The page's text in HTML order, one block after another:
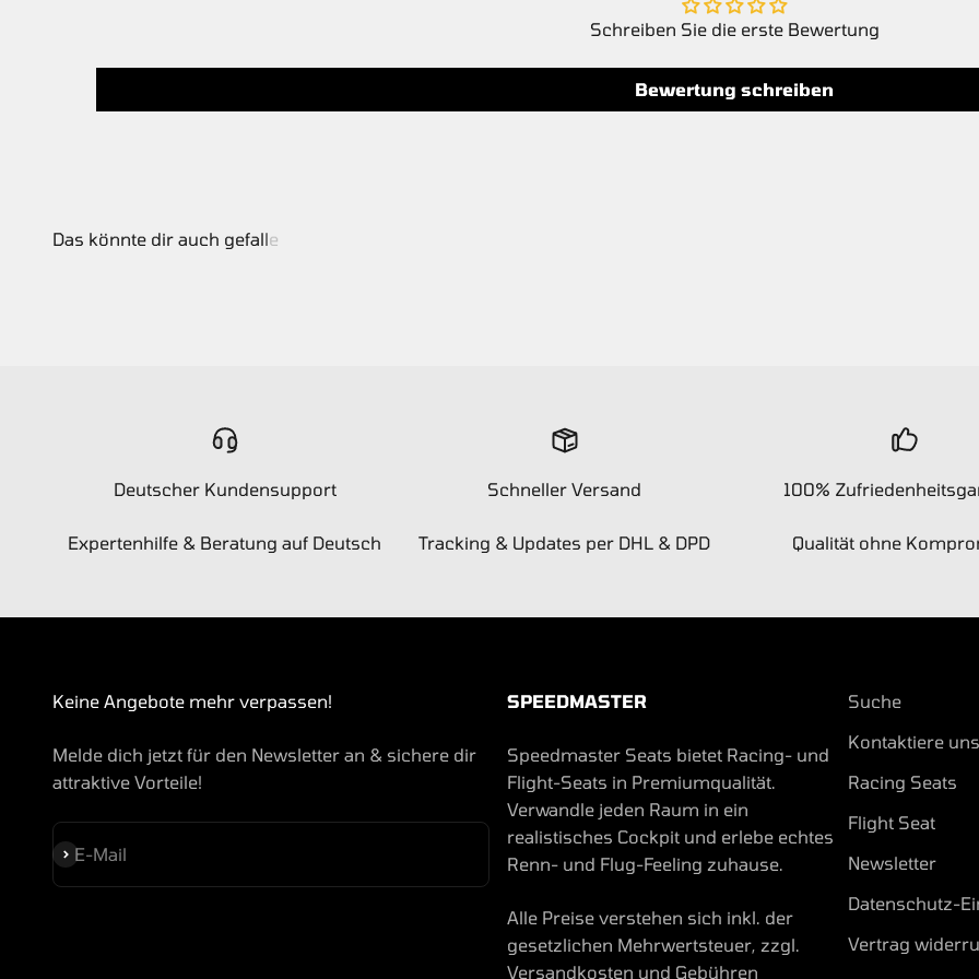
Schreiben Sie die erste Bewertung
Bewertung schreiben
Deutscher Kundensupport
Expertenhilfe & Beratung auf Deutsch
Schneller Versand
Tracking & Updates per DHL & DPD
100%
Qualität ohne
Keine Angebote mehr verpassen!
Melde dich jetzt für den Newsletter an & sichere dir
attraktive Vorteile!
E-Mail
Abonnieren
SPEEDMASTER
Speedmaster Seats bietet Racing- und
Flight-Seats in Premiumqualität.
Verwandle jeden Raum in ein
realistisches Cockpit und erlebe echtes
Renn- und Flug-Feeling zuhause.
Alle Preise verstehen sich inkl. der
gesetzlichen Mehrwertsteuer, zzgl.
Versandkosten und Gebühren
Suche
Kontaktiere
Racing Seats
Flight Seat
Newsletter
Datenschutz-
Vertrag